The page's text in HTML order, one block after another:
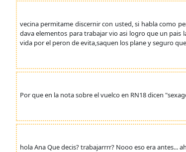
vecina permitame discernir con usted, si habla como
dava elementos para trabajar vio asi logro que un
vida por el peron de evita,saquen los plane y seguro
Por que en la nota sobre el vuelco en RN18 dicen
hola Ana Que decis? trabajarrrr? Nooo eso era antes...